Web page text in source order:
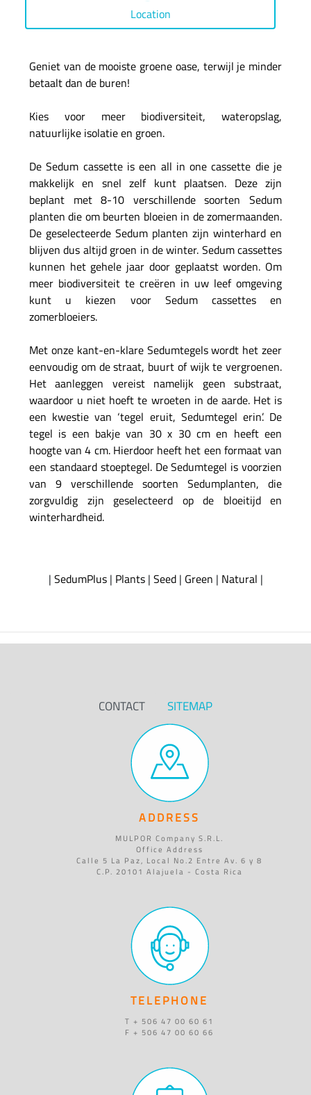
Location
Geniet van de mooiste groene oase, terwijl je minder
betaalt dan de buren!
Kies voor meer biodiversiteit, wateropslag,
natuurlijke isolatie en groen.
De Sedum cassette is een all in one cassette die je
makkelijk en snel zelf kunt plaatsen. Deze zijn
beplant met 8-10 verschillende soorten Sedum
planten die om beurten bloeien in de zomermaanden.
De geselecteerde Sedum planten zijn winterhard en
blijven dus altijd groen in de winter. Sedum cassettes
kunnen het gehele jaar door geplaatst worden. Om
meer biodiversiteit te creëren in uw leef omgeving
kunt u kiezen voor Sedum cassettes en
zomerbloeiers.
Met onze kant-en-klare Sedumtegels wordt het zeer
eenvoudig om de straat, buurt of wijk te vergroenen.
Het aanleggen vereist namelijk geen substraat,
waardoor u niet hoeft te wroeten in de aarde. Het is
een kwestie van ‘tegel eruit, Sedumtegel erin’. De
tegel is een bakje van 30 x 30 cm en heeft een
hoogte van 4 cm. Hierdoor heeft het een formaat van
een standaard stoeptegel. De Sedumtegel is voorzien
van 9 verschillende soorten Sedumplanten, die
zorgvuldig zijn geselecteerd op de bloeitijd en
winterhardheid.
| SedumPlus| Plants| Seed| Green | Natural |
CONTACT SITEMAP
ADDRESS
MULPOR Company S.R.L.
Office Address
Calle 5 La Paz, Local No.2 Entre Av. 6 y 8
C.P. 20101 Alajuela - Costa Rica
TELEPHONE
T + 506 47 00 60 61
F + 506 47 00 60 66